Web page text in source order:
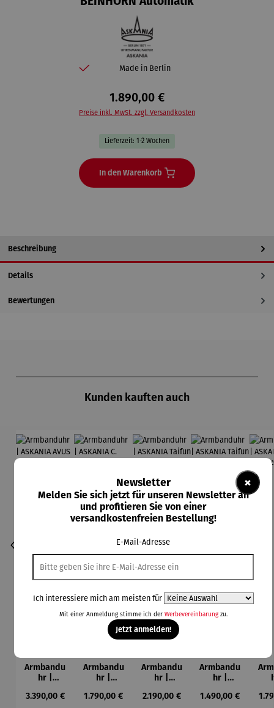
Made in Berlin
1.890,00 €
Preise inkl. MwSt. zzgl. Versandkosten
Lieferzeit: 1-2 Wochen
In den Warenkorb
Beschreibung
Details
Bewertungen
Kunden kauften auch
Armbandu
hr |
AVUS
Regulärer Preis:
3.390,00 €
Armbandu
hr |
C.
Regulärer Preis:
1.790,00 €
Armbandu
hr |
Taifun
Regulärer Preis:
2.190,00 €
Armbandu
hr |
Taifun mit
Regulärer Preis:
1.490,00 €
×
Newsletter
Melden Sie sich jetzt für unseren Newsletter an
und profitieren Sie von einer
versandkostenfreien Bestellung!
E-Mail-Adresse
Ich interessiere mich am meisten für
Mit einer Anmeldung stimme ich der Werbevereinbarungzu.
Jetzt anmelden!